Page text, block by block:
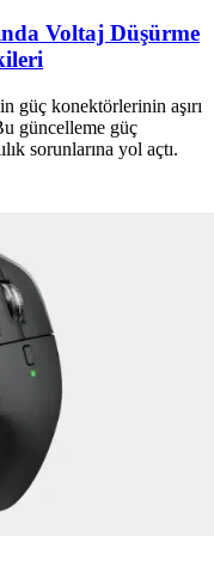
Voltaj Düşürme
güç konektörlerinin aşırı
güncelleme güç
sorunlarına yol açtı.